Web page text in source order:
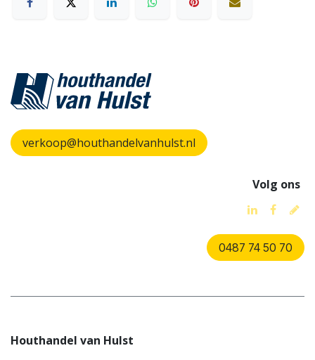
verkoop@houthandelvanhulst.nl
Volg ons
0487 74 50 70
Houthandel van Hulst